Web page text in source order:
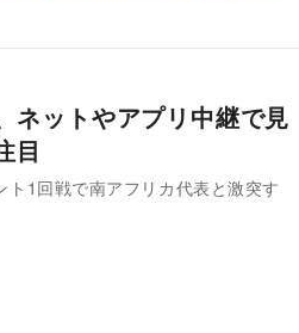
ネットやアプリ中継で見
目
1回戦で南アフリカ代表と激突す